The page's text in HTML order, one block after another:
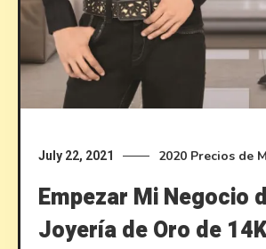
July 22, 2021 2020 Precios de
Empezar Mi Negocio
Joyería de Oro de